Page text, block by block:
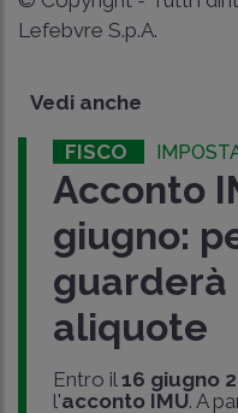
Lefebvre S.p.A.
Vedi anche
FISCO
Acconto
giugno:
aliquote
Entro il16 giugno
l'acconto IMU. A